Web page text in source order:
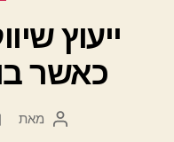
ייעוץ
כאשר
המחבר
מאת